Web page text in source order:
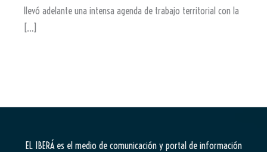
llevó adelante una intensa agenda de trabajo territorial con la
[…]
EL IBERÁes el medio de comunicación y portal de información